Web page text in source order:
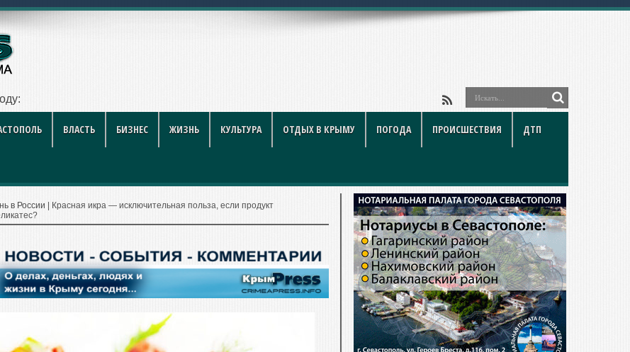
полный гид для покупателя — цены, районы, новостройки
ВЛАСТЬ БИЗНЕС ЖИЗНЬ КУЛЬТУРА ОТДЫХ В КРЫМУ ПОГОДА ПРОИСШЕСТВИЯ ДТП
в России
Красная икра — исключительная польза, если продукт